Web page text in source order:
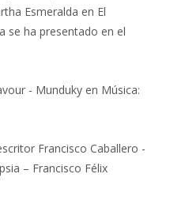
Esmeralda en El
se ha presentado en el
- Munduky en Música:
Francisco Caballero -
– Francisco Félix